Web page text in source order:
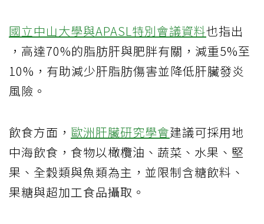
國立中山大學與APASL特別會議資料也指出
，高達70%的脂肪肝與肥胖有關，減重5%至
10%，有助減少肝脂肪傷害並降低肝臟發炎
風險。
飲食方面， 歐洲肝臟研究學會建議可採用地
中海飲食，食物以橄欖油、蔬菜、水果、堅
果、全穀類與魚類為主，並限制含糖飲料、
果糖與超加工食品攝取。